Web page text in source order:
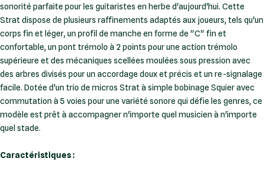
sonorité parfaite pour les guitaristes en herbe d'aujourd'hui. Cette
Strat dispose de plusieurs raffinements adaptés aux joueurs, tels qu'un
corps fin et léger, un profil de manche en forme de "C" fin et
confortable, un pont trémolo à 2 points pour une action trémolo
supérieure et des mécaniques scellées moulées sous pression avec
des arbres divisés pour un accordage doux et précis et un re-signalage
facile. Dotée d'un trio de micros Strat à simple bobinage Squier avec
commutation à 5 voies pour une variété sonore qui défie les genres, ce
modèle est prêt à accompagner n'importe quel musicien à n'importe
quel stade.
Caractéristiques :